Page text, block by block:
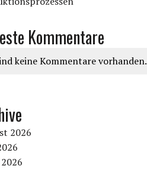
Kommentare
keine Kommentare vorhanden.
2026